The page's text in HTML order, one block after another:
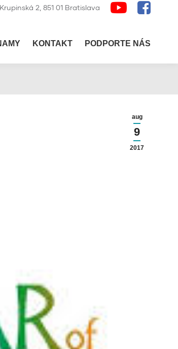
2, 851 01 Bratislava
KONTAKT PODPORTE NÁS
aug
9
2017